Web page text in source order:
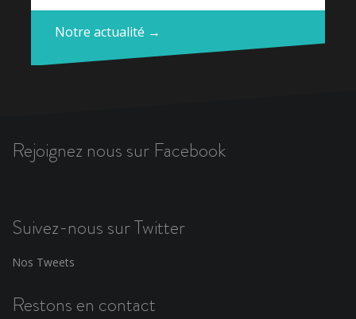
Notre actualité →
Rejoignez nous sur Facebook
Suivez-nous sur Twitter
Nos Tweets
Restons en contact